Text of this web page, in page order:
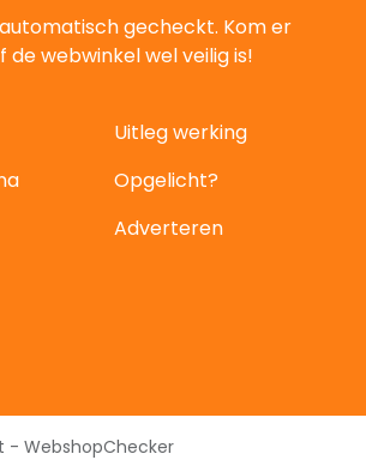
gecheckt. Kom er
webwinkel wel veilig is!
Uitleg werking
Opgelicht?
Adverteren
- WebshopChecker